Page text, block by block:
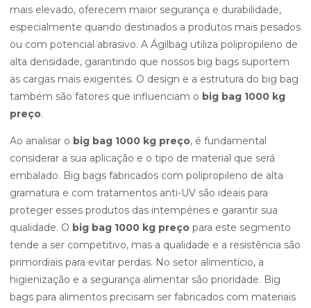
mais elevado, oferecem maior segurança e durabilidade,
especialmente quando destinados a produtos mais pesados
ou com potencial abrasivo. A Ágilbag utiliza polipropileno de
alta densidade, garantindo que nossos big bags suportem
as cargas mais exigentes. O design e a estrutura do big bag
também são fatores que influenciam o big bag 1000 kg
preço.
Ao analisar o big bag 1000 kg preço, é fundamental
considerar a sua aplicação e o tipo de material que será
embalado. Big bags fabricados com polipropileno de alta
gramatura e com tratamentos anti-UV são ideais para
proteger esses produtos das intempéries e garantir sua
qualidade. O big bag 1000 kg preço para este segmento
tende a ser competitivo, mas a qualidade e a resistência são
primordiais para evitar perdas. No setor alimentício, a
higienização e a segurança alimentar são prioridade. Big
bags para alimentos precisam ser fabricados com materiais